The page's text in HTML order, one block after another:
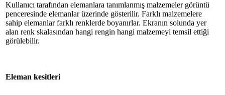
Kullanıcı tarafından elemanlara tanımlanmış malzemeler görüntü
penceresinde elemanlar üzerinde gösterilir. Farklı malzemelere
sahip elemanlar farklı renklerde boyanırlar. Ekranın solunda yer
alan renk skalasından hangi rengin hangi malzemeyi temsil ettiği
görülebilir.
Eleman kesitleri